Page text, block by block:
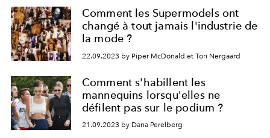
Comment les Supermodels ont
changé à tout jamais l'industrie de
la mode ?
22.09.2023 by Piper McDonald et Tori Nergaard
Comment s'habillent les
mannequins lorsqu'elles ne
défilent pas sur le podium ?
21.09.2023 by Dana Perelberg